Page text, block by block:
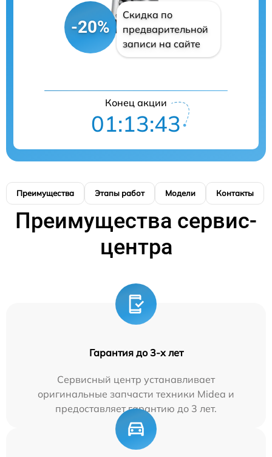
-20%
Скидка по
предварительной
записи на сайте
Конец акции
01:13:42
Преимущества Этапы работ Модели Контакты
Преимущества сервис-
центра
Гарантия до 3-х лет
Сервисный центр устанавливает
оригинальные запчасти техники Midea и
предоставляет гарантию до 3 лет.